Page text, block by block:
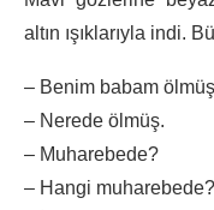
altın ışıklarıyla indi.
– Benim babam
– Nerede ölmüş.
– Muharebede?
– Hangi muharebede?